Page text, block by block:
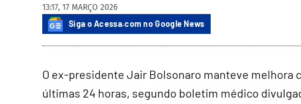
13:17, 17 MARÇO 2026
Siga o Acessa.com no Google News
O ex-presidente Jair Bolsonaro manteve melhora
últimas 24 horas, segundo boletim médico